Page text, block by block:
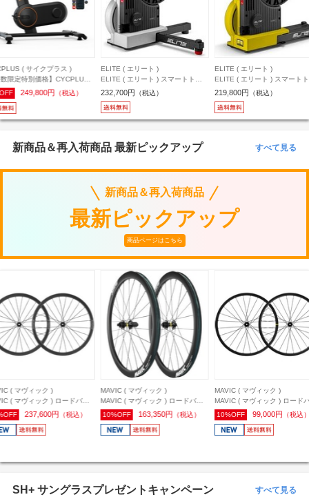
( エリート )
( エリート ) スマートトレ
ー JUSTO 2 ( ジャスト ツー )
円（税込）
ELITE ( エリート )
ELITE ( エリート ) スマートトレ
ーナー JUSTO 2 ( ジャスト ツー )
イエロー リミテッド
219,800円 （税込）
ELITE ( エリート )
ELITE ( エリート ) スマート
ーナー DIRETO XR-T WITH
ZWIFT COG AND CLICK ( デ
ート XR T ウィズ ズイフト
アンド クリック )
139,000円 （税込）
新商品＆再入荷商品 最新ピックアップ すべて見る
新商品＆再入荷商品
最新ピックアップ
商品ページはこちら
( マヴィック )
( マヴィック ) ロードバイ
ホイール(ディスクブレーキ用)
( コスミック ) S 42
前後セット/シマノHG
163,350円（税込）
MAVIC ( マヴィック )
MAVIC ( マヴィック ) ロードバイ
ク用ホイール(ディスクブレーキ用)
KSYRIUM ( キシリウム ) S DISC
USTチューブレス 前後セット/シマ
10%OFF 99,000円 （税込）
MAVIC ( マヴィック )
MAVIC ( マヴィック ) ロー
ク用ホイール(リムブレーキ
COSMIC ( コスミック ) SL
USTチューブレス 前後セッ
10%OFF 217,800円（税
SH+ サングラスプレゼントキャンペーン すべて見る